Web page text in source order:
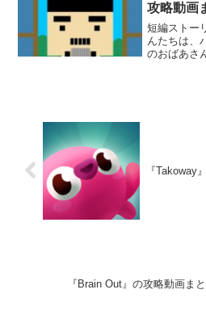
攻略動画
短編ストー
んたちは、
のおばあさ
『Takoway
『Brain Out』の攻略動画ま